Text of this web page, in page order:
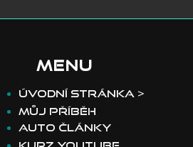
MENU
​Úvodní stránka >
Můj příběh
Auto články